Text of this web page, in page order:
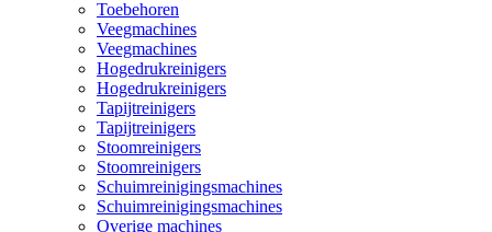
Toebehoren
Veegmachines
Veegmachines
Hogedrukreinigers
Hogedrukreinigers
Tapijtreinigers
Tapijtreinigers
Stoomreinigers
Stoomreinigers
Schuimreinigingsmachines
Schuimreinigingsmachines
Overige machines